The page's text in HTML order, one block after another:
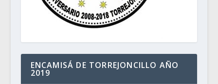
ENCAMISÁ DE TORREJONCILLO AÑO
2019